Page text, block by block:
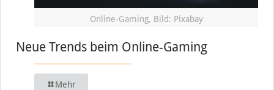
Online-Gaming, Bild: Pixabay
Neue Trends beim Online-Gaming
Mehr